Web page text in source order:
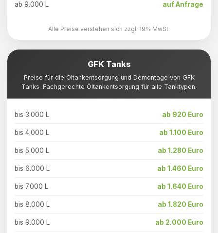
ab 9.000 L auf Anfrage
Alle Preise verstehen sich zzgl. 19% MwSt.
GFK Tanks
Preise für die Öltankentsorgung und Demontage von GFK
Tanks. Fachgerechte Öltankentsorgung für alle Tanktypen.
bis 3.000 L ab 920 Euro
bis 4.000 L ab 1.100 Euro
bis 5.000 L ab 1.280 Euro
bis 6.000 L ab 1.460 Euro
bis 7.000 L ab 1.640 Euro
bis 8.000 L ab 1.820 Euro
bis 9.000 L ab 2.000 Euro